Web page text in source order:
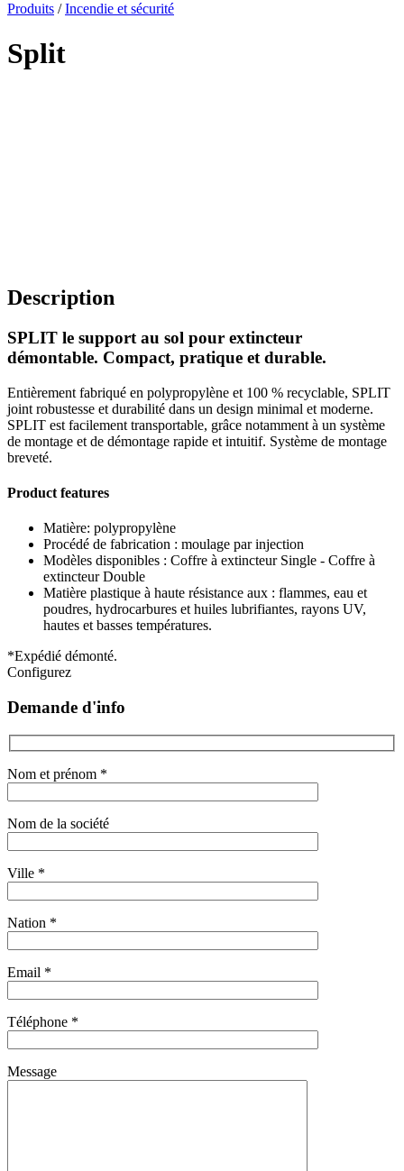
Produits /Incendie et sécurité
Split
Description
SPLIT le support au sol pour extincteur
démontable. Compact, pratique et durable.
Entièrement fabriqué en polypropylène et 100 % recyclable, SPLIT
joint robustesse et durabilité dans un design minimal et moderne.
SPLIT est facilement transportable, grâce notamment à un système
de montage et de démontage rapide et intuitif. Système de montage
breveté.
Product features
Matière: polypropylène
Procédé de fabrication : moulage par injection
Modèles disponibles : Coffre à extincteur Single - Coffre à
extincteur Double
Matière plastique à haute résistance aux : flammes, eau et
poudres, hydrocarbures et huiles lubrifiantes, rayons UV,
hautes et basses températures.
*Expédié démonté.
Configurez
Demande d'info
Nom et prénom *
Nom de la société
Ville *
Nation *
Email *
Téléphone *
Message